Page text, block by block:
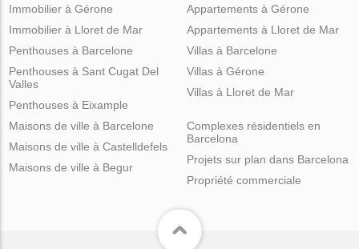
Immobilier à Gérone
Immobilier à Lloret de Mar
Appartements à Gérone
Appartements à Lloret de Mar
Penthouses à Barcelone
Penthouses à Sant Cugat Del
Valles
Penthouses à Eixample
Villas à Barcelone
Villas à Gérone
Villas à Lloret de Mar
Maisons de ville à Barcelone
Maisons de ville à Castelldefels
Maisons de ville à Begur
Complexes résidentiels en
Barcelona
Projets sur plan dans Barcelona
Propriété commerciale